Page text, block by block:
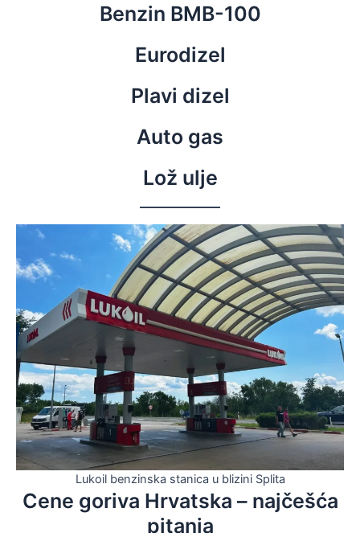
Benzin BMB-100
Eurodizel
Plavi dizel
Auto gas
Lož ulje
Lukoil benzinska stanica u blizini Splita
Cene goriva Hrvatska – najčešća
pitanja